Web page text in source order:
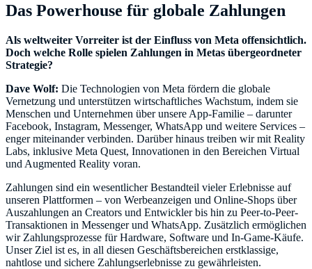
Das Powerhouse für globale Zahlungen
Als weltweiter Vorreiter ist der Einfluss von Meta offensichtlich.
Doch welche Rolle spielen Zahlungen in Metas übergeordneter
Strategie?
Dave Wolf: Die Technologien von Meta fördern die globale
Vernetzung und unterstützen wirtschaftliches Wachstum, indem sie
Menschen und Unternehmen über unsere App-Familie – darunter
Facebook, Instagram, Messenger, WhatsApp und weitere Services –
enger miteinander verbinden. Darüber hinaus treiben wir mit Reality
Labs, inklusive Meta Quest, Innovationen in den Bereichen Virtual
und Augmented Reality voran.
Zahlungen sind ein wesentlicher Bestandteil vieler Erlebnisse auf
unseren Plattformen – von Werbeanzeigen und Online-Shops über
Auszahlungen an Creators und Entwickler bis hin zu Peer-to-Peer-
Transaktionen in Messenger und WhatsApp. Zusätzlich ermöglichen
wir Zahlungsprozesse für Hardware, Software und In-Game-Käufe.
Unser Ziel ist es, in all diesen Geschäftsbereichen erstklassige,
nahtlose und sichere Zahlungserlebnisse zu gewährleisten.